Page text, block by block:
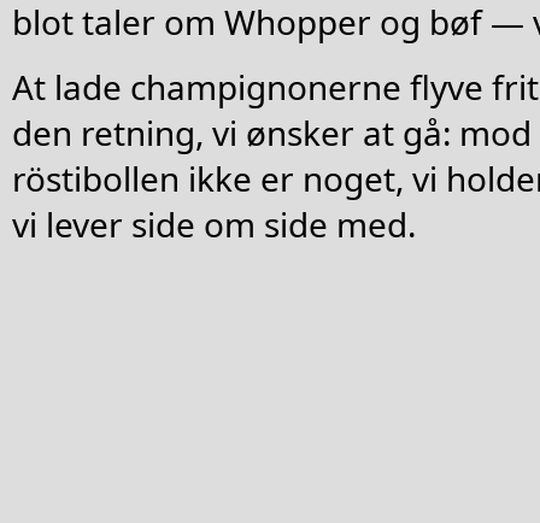
blot taler om Whopper og bøf —
At lade champignonerne flyve
den retning, vi ønsker at gå:
röstibollen ikke er noget, vi
vi lever side om side med.